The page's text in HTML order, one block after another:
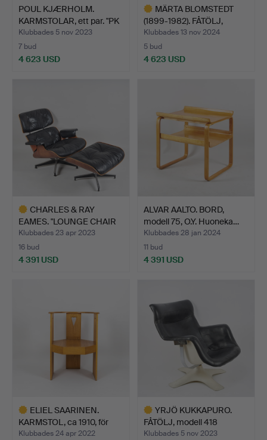
POUL KJÆRHOLM.
KARMSTOLAR, ett par. "PK
31…
Klubbades 5 nov 2023
7 bud
4 623 USD
MÄRTA BLOMSTEDT
(1899-1982). FÅTÖLJ,
Aulan…
Klubbades 13 nov 2024
5 bud
4 623 USD
CHARLES & RAY
EAMES. "LOUNGE CHAIR
AND OTT…
Klubbades 23 apr 2023
16 bud
4 391 USD
ALVAR AALTO. BORD,
modell 75, O.Y. Huoneka…
Klubbades 28 jan 2024
11 bud
4 391 USD
ELIEL SAARINEN.
KARMSTOL, ca 1910, för
Sta…
Klubbades 24 apr 2022
YRJÖ KUKKAPURO.
FÅTÖLJ, modell 418
"Karuse…
Klubbades 5 nov 2023